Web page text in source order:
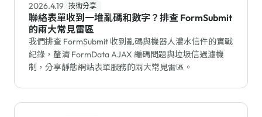
2026.4.19 技術分享
聯絡表單收到一堆亂碼和數字？排查 FormSubmit
的兩大常見雷區
我們排查 FormSubmit 收到亂碼與機器人灌水信件的實戰
紀錄，釐清 FormData AJAX 編碼問題與垃圾信過濾機
制，分享靜態網站表單服務的兩大常見雷區。